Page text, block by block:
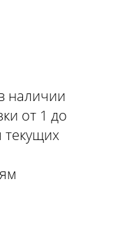
наличии
от 1 до
текущих